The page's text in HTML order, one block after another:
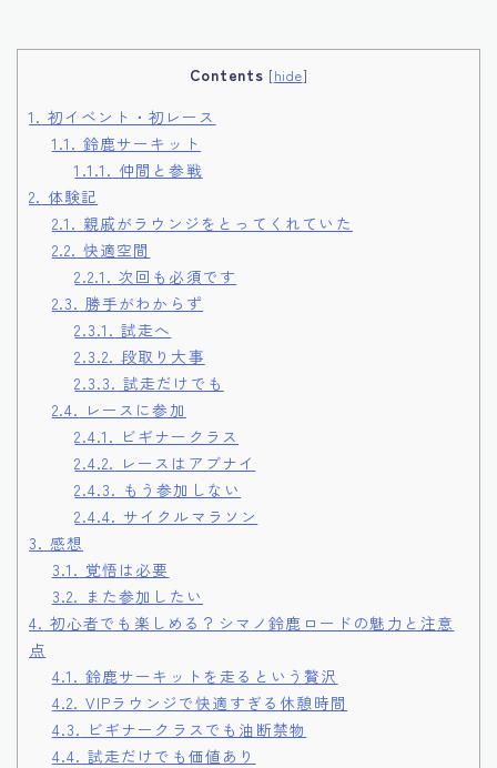
Contents [hide]
1. 初イベント・初レース
1.1. 鈴鹿サーキット
1.1.1. 仲間と参戦
2. 体験記
2.1. 親戚がラウンジをとってくれていた
2.2. 快適空間
2.2.1. 次回も必須です
2.3. 勝手がわからず
2.3.1. 試走へ
2.3.2. 段取り大事
2.3.3. 試走だけでも
2.4. レースに参加
2.4.1. ビギナークラス
2.4.2. レースはアブナイ
2.4.3. もう参加しない
2.4.4. サイクルマラソン
3. 感想
3.1. 覚悟は必要
3.2. また参加したい
4. 初心者でも楽しめる？シマノ鈴鹿ロードの魅力と注意
点
4.1. 鈴鹿サーキットを走るという贅沢
4.2. VIPラウンジで快適すぎる休憩時間
4.3. ビギナークラスでも油断禁物
4.4. 試走だけでも価値あり